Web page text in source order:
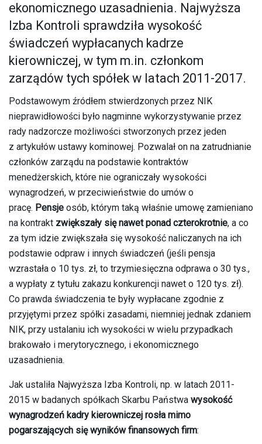
ekonomicznego uzasadnienia. Najwyższa
Izba Kontroli sprawdziła wysokość
świadczeń wypłacanych kadrze
kierowniczej, w tym m.in. członkom
zarządów tych spółek w latach 2011-2017.
Podstawowym źródłem stwierdzonych przez NIK
nieprawidłowości było nagminne wykorzystywanie przez
rady nadzorcze możliwości stworzonych przez jeden
z artykułów ustawy kominowej. Pozwalał on na zatrudnianie
członków zarządu na podstawie kontraktów
menedżerskich, które nie ograniczały wysokości
wynagrodzeń, w przeciwieństwie do umów o
pracę. Pensje osób, którym taką właśnie umowę zamieniano
na kontrakt zwiększały się nawet ponad czterokrotnie, a co
za tym idzie zwiększała się wysokość naliczanych na ich
podstawie odpraw i innych świadczeń (jeśli pensja
wzrastała o 10 tys. zł, to trzymiesięczna odprawa o 30 tys.,
a wypłaty z tytułu zakazu konkurencji nawet o 120 tys. zł).
Co prawda świadczenia te były wypłacane zgodnie z
przyjętymi przez spółki zasadami, niemniej jednak zdaniem
NIK, przy ustalaniu ich wysokości w wielu przypadkach
brakowało i merytorycznego, i ekonomicznego
uzasadnienia.
Jak ustaliła Najwyższa Izba Kontroli, np. w latach 2011-
2015 w badanych spółkach Skarbu Państwa wysokość
wynagrodzeń kadry kierowniczej rosła mimo
pogarszających się wyników finansowych firm: